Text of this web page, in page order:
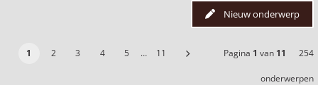
Nieuw onderwerp
1 2 3 4 5 … 11 Pagina 1 van 11 254
onderwerpen